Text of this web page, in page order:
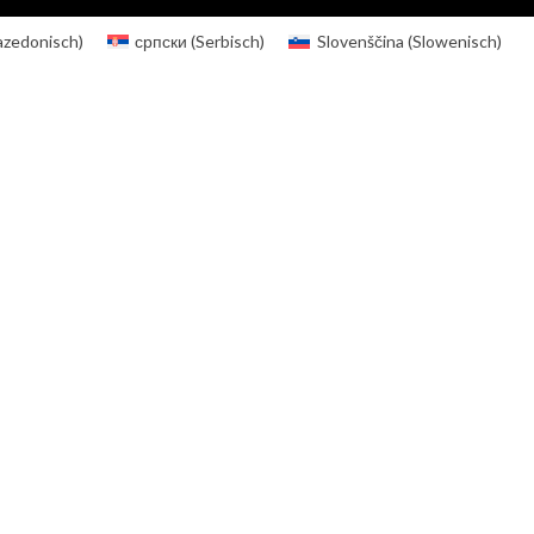
) српски (Serbisch) Slovenščina (Slowenisch)